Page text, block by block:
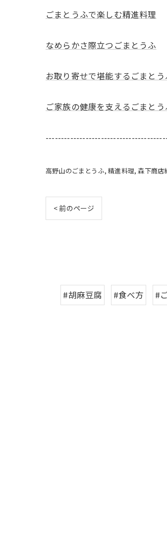
ごまとうふで楽しむ精進料理
なめらかさ際立つごまとうふ
お取り寄せで堪能するごまとう
ご家族の健康を支えるごまとう
高野山のごまとうふ 精進料理 森下商店
< 前のページ
#胡麻豆腐 #食べ方 #